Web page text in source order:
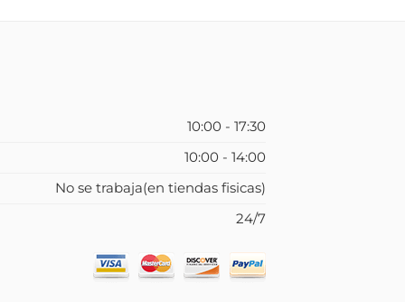
10:00 - 17:30
10:00 - 14:00
No se trabaja(en tiendas fisicas)
24/7